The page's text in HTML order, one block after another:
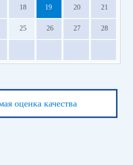
18 19 20 21
25 26 27 28
оценка качества